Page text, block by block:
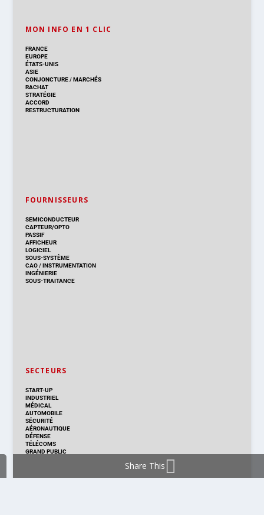
MON INFO EN 1 CLIC
FRANCE
EUROPE
ÉTATS-UNIS
ASIE
CONJONCTURE/MARCHÉS
RACHAT
STRATÉGIE
ACCORD
RESTRUCTURATION
FOURNISSEURS
SEMICONDUCTEUR
CAPTEUR/OPTO
PASSIF
AFFICHEUR
LOGICIEL
SOUS-SYSTÈME
CAO/INSTRUMENTATION
INGÉNIERIE
SOUS-TRAITANCE
SECTEURS
START-UP
INDUSTRIEL
MÉDICAL
AUTOMOBILE
SÉCURITÉ
AÉRONAUTIQUE
DÉFENSE
TÉLÉCOMS
GRAND PUBLIC
Share This